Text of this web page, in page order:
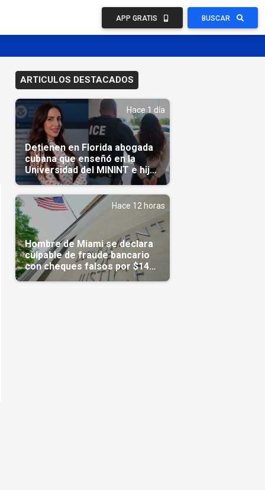
APP GRATIS BUSCAR
ARTICULOS DESTACADOS
Hace 1 día
Detienen en Florida abogada
cubana que enseñó en la
Universidad del MININT e hija
de diplomático cubano
Hace 12 horas
Hombre de Miami se declara
culpable de fraude bancario
con cheques falsos por $14
millones